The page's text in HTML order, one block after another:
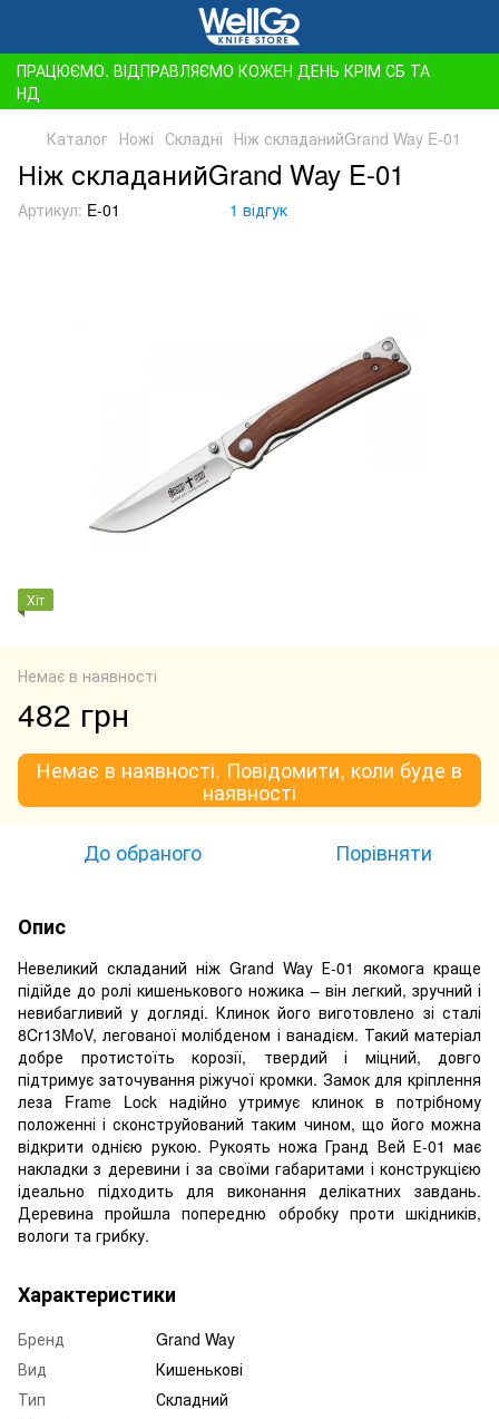
ПРАЦЮЄМО. ВІДПРАВЛЯЄМО КОЖЕН ДЕНЬ КРІМ СБ ТА
НД
Каталог Ножі Складні Ніж складанийGrand Way E-01
Ніж складанийGrand Way E-01
Артикул: E-01 1 відгук
Хіт
Немає в наявності
482 грн
Немає в наявності. Повідомити, коли буде в
наявності
До обраного Порівняти
Опис
Невеликий складаний ніж Grand Way Е-01 якомога краще
підійде до ролі кишенькового ножика – він легкий, зручний і
невибагливий у догляді. Клинок його виготовлено зі сталі
8Cr13MoV, легованої молібденом і ванадієм. Такий матеріал
добре протистоїть корозії, твердий і міцний, довго
підтримує заточування ріжучої кромки. Замок для кріплення
леза Frame Lock надійно утримує клинок в потрібному
положенні і сконструйований таким чином, що його можна
відкрити однією рукою. Рукоять ножа Гранд Вей Е-01 має
накладки з деревини і за своїми габаритами і конструкцією
ідеально підходить для виконання делікатних завдань.
Деревина пройшла попередню обробку проти шкідників,
вологи та грибку.
Характеристики
Бренд
Grand Way
Вид
Кишенькові
Тип
Складний